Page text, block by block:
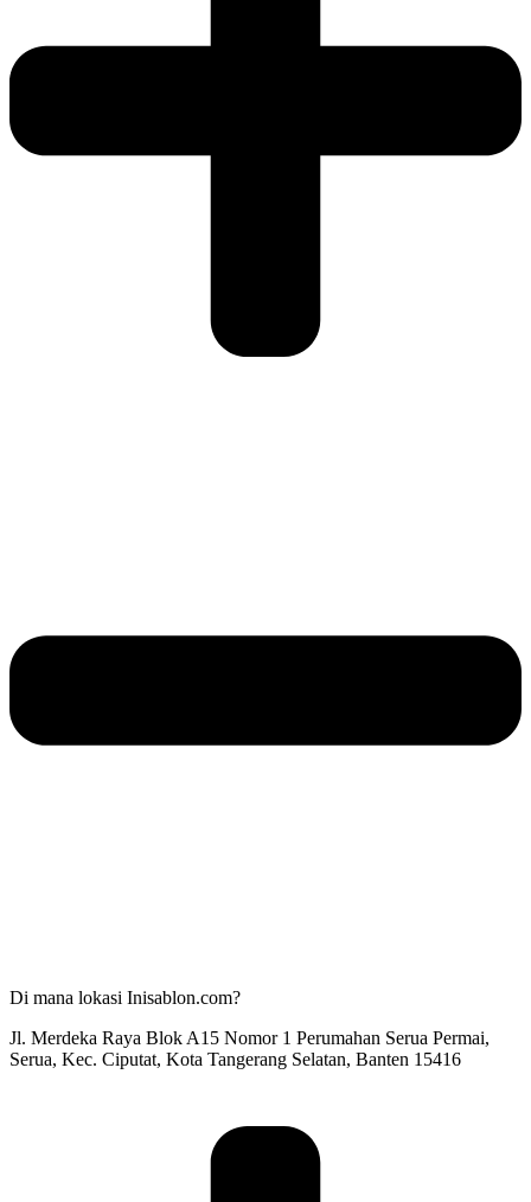
Di mana lokasi Inisablon.com?
Jl. Merdeka Raya Blok A15 Nomor 1 Perumahan Serua Permai,
Serua, Kec. Ciputat, Kota Tangerang Selatan, Banten 15416